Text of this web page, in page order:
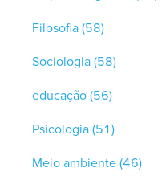
Filosofia(58)
Sociologia(58)
educação(56)
Psicologia(51)
Meio ambiente(46)